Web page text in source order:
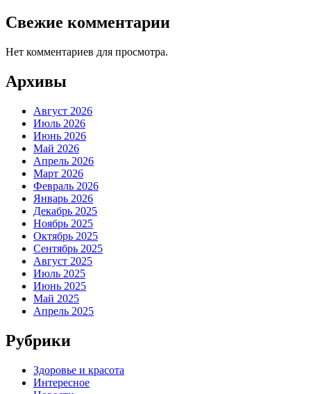
Свежие комментарии
Нет комментариев для просмотра.
Архивы
Август 2026
Июль 2026
Июнь 2026
Май 2026
Апрель 2026
Март 2026
Февраль 2026
Январь 2026
Декабрь 2025
Ноябрь 2025
Октябрь 2025
Сентябрь 2025
Август 2025
Июль 2025
Июнь 2025
Май 2025
Апрель 2025
Рубрики
Здоровье и красота
Интересное